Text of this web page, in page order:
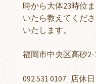
時から大体23時位
いたら教えてくだ
いたします。
福岡市中央区高砂2-
092 531 0107 店休